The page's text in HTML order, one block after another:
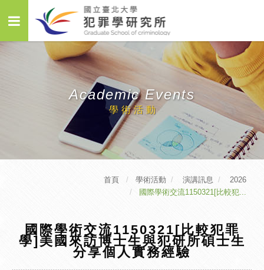
Academic Events
學術活動
首頁 學術活動 演講訊息
2026
國際學術交流1150321[比較犯...
國際學術交流1150321[比較犯罪
學]美國來訪博士生與犯研所碩士生
分享個人實務經驗